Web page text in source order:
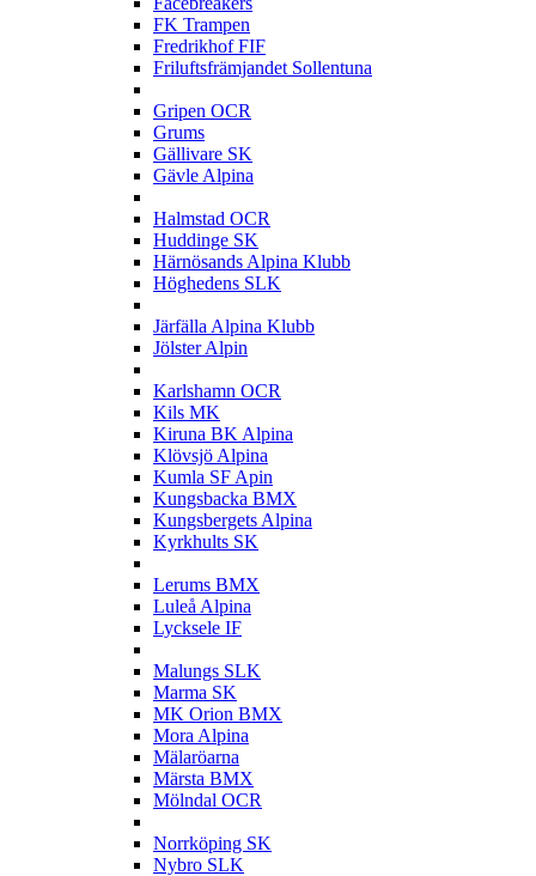
FK Trampen
Fredrikhof FIF
Friluftsfrämjandet Sollentuna
Gripen OCR
Grums
Gällivare SK
Gävle Alpina
Halmstad OCR
Huddinge SK
Härnösands Alpina Klubb
Höghedens SLK
Järfälla Alpina Klubb
Jölster Alpin
Karlshamn OCR
Kils MK
Kiruna BK Alpina
Klövsjö Alpina
Kumla SF Apin
Kungsbacka BMX
Kungsbergets Alpina
Kyrkhults SK
Lerums BMX
Luleå Alpina
Lycksele IF
Malungs SLK
Marma SK
MK Orion BMX
Mora Alpina
Mälaröarna
Märsta BMX
Mölndal OCR
Norrköping SK
Nybro SLK